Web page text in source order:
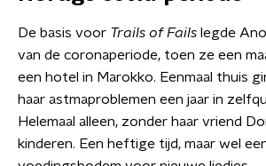
De basis voor Trails of Fails legde
van de coronaperiode, toen ze een
een hotel in Marokko. Eenmaal thuis
haar astmaproblemen een jaar in
Helemaal alleen, zonder haar vriend
kinderen. Een heftige tijd, maar wel